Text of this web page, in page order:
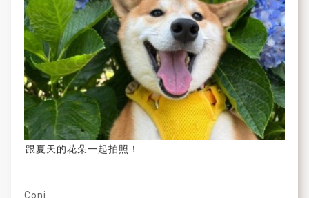
跟夏天的花朵一起拍照！
Coni